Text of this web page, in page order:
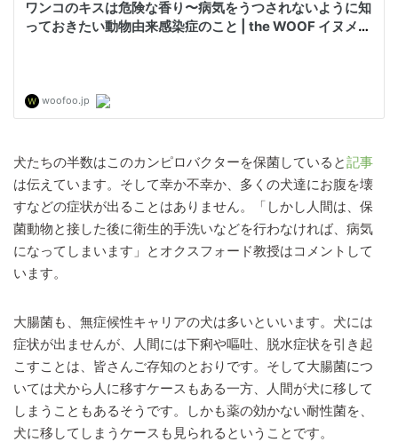
犬たちの半数はこのカンピロバクターを保菌していると記事
は伝えています。そして幸か不幸か、多くの犬達にお腹を壊
すなどの症状が出ることはありません。「しかし人間は、保
菌動物と接した後に衛生的手洗いなどを行わなければ、病気
になってしまいます」とオクスフォード教授はコメントして
います。
大腸菌も、無症候性キャリアの犬は多いといいます。犬には
症状が出ませんが、人間には下痢や嘔吐、脱水症状を引き起
こすことは、皆さんご存知のとおりです。そして大腸菌につ
いては犬から人に移すケースもある一方、人間が犬に移して
しまうこともあるそうです。しかも薬の効かない耐性菌を、
犬に移してしまうケースも見られるということです。